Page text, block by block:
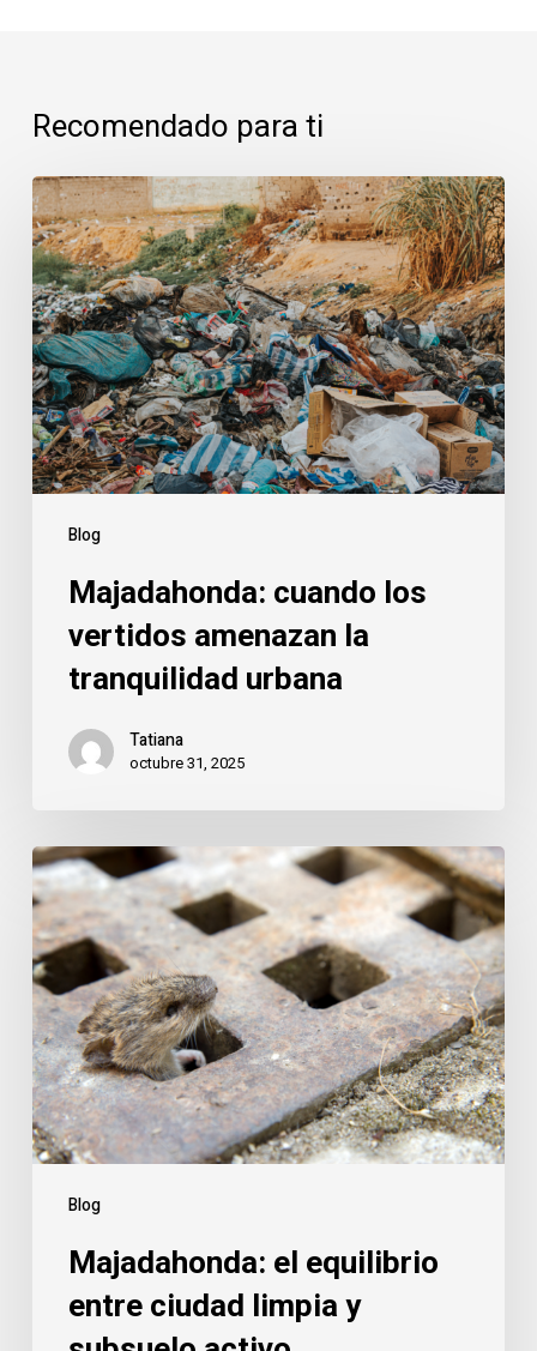
Recomendado para ti
Blog
Majadahonda:
cuando
los
vertidos
amenazan
la
tranquilidad
urbana
Majadahonda: cuando los
vertidos amenazan la
tranquilidad urbana
Tatiana
octubre 31, 2025
Blog
Majadahonda:
el
equilibrio
entre
ciudad
limpia
y
subsuelo
activo
Majadahonda: el equilibrio
entre ciudad limpia y